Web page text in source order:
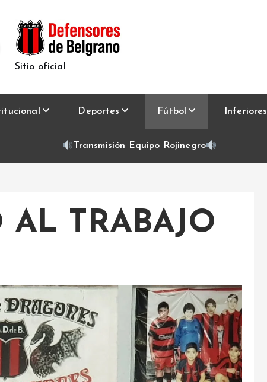
Sitio oficial
Deportes Fútbol Inferiores
Transmisión Equipo Rojinegro
TRABAJO